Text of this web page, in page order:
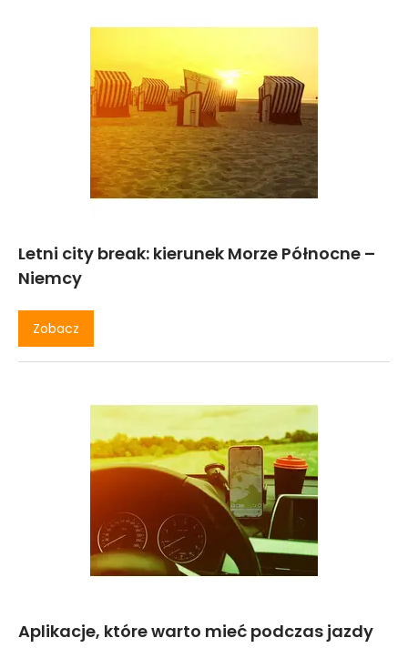
Letni city break: kierunek Morze Północne –
Niemcy
Zobacz
Aplikacje, które warto mieć podczas jazdy